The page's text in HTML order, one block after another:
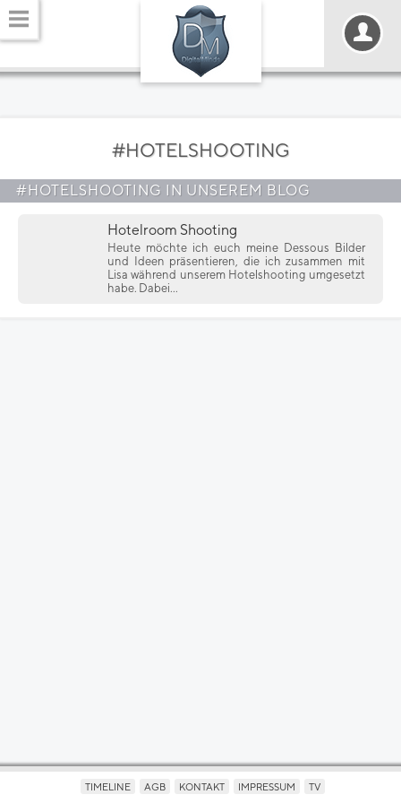
#HOTELSHOOTING
#HOTELSHOOTING IN UNSEREM BLOG
Hotelroom Shooting
Heute möchte ich euch meine Dessous Bilder
und Ideen präsentieren, die ich zusammen mit
Lisa während unserem Hotelshooting umgesetzt
habe. Dabei...
TIMELINE AGB KONTAKT IMPRESSUM TV